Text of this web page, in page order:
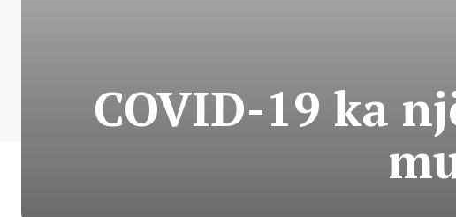
COVID-19 ka